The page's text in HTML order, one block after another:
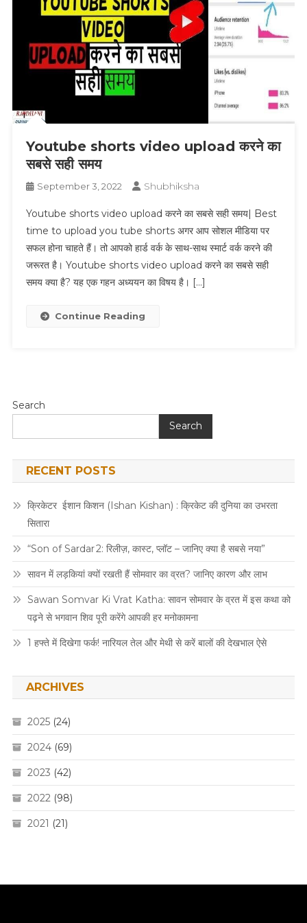
Youtube shorts video upload करने का
सबसे सही समय
September 3, 2022 Shubhiksha
Youtube shorts video upload करने का सबसे सही समय| Best
time to upload you tube shorts अगर आप सोशल मीडिया पर
सफल होना चाहते हैं। तो आपको हार्ड वर्क के साथ-साथ स्मार्ट वर्क करने की
जरूरत है। Youtube shorts video upload करने का सबसे सही
समय क्या है? यह एक गहन अध्ययन का विषय है। […]
Continue Reading
Search
Search
RECENT POSTS
क्रिकेटर ईशान किशन (Ishan Kishan) : क्रिकेट की दुनिया का उभरता
सितारा
“Son of Sardar 2: रिलीज़, कास्ट, प्लॉट – जानिए क्या है सबसे नया”
सावन में लड़कियां क्यों रखती हैं सोमवार का व्रत? जानिए कारण और लाभ
Sawan Somvar Ki Vrat Katha: सावन सोमवार के व्रत में इस कथा को
पढ़ने से भगवान शिव पूरी करेंगे आपकी हर मनोकामना
1 हफ्ते में दिखेगा फर्क! नारियल तेल और मेथी से करें बालों की देखभाल ऐसे
ARCHIVES
2025(24)
2024(69)
2023 (42)
2022(98)
2021 (21)